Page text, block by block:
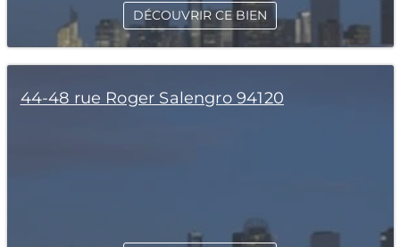
DÉCOUVRIR CE BIEN
44-48 rue Roger Salengro 94120